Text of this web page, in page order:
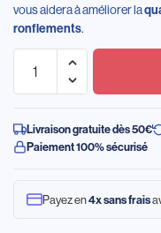
vous aidera à améliorer la
ronflements.
Livraison gratuite dès 50€
Paiement 100% sécurisé
Payez en4x sans frais